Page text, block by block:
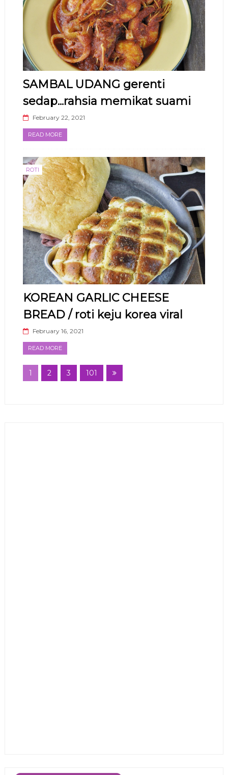
SAMBAL UDANG gerenti
sedap...rahsia memikat suami
February 22, 2021
READ MORE
ROTI
KOREAN GARLIC CHEESE
BREAD / roti keju korea viral
February 16, 2021
READ MORE
1 2 3 101